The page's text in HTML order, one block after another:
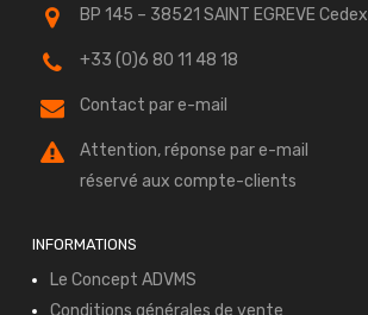
BP 145 – 38521 SAINT EGREVE Cedex
+33 (0)6 80 11 48 18
Contact par e-mail
Attention, réponse par e-mail
réservé aux compte-clients
INFORMATIONS
Le Concept ADVMS